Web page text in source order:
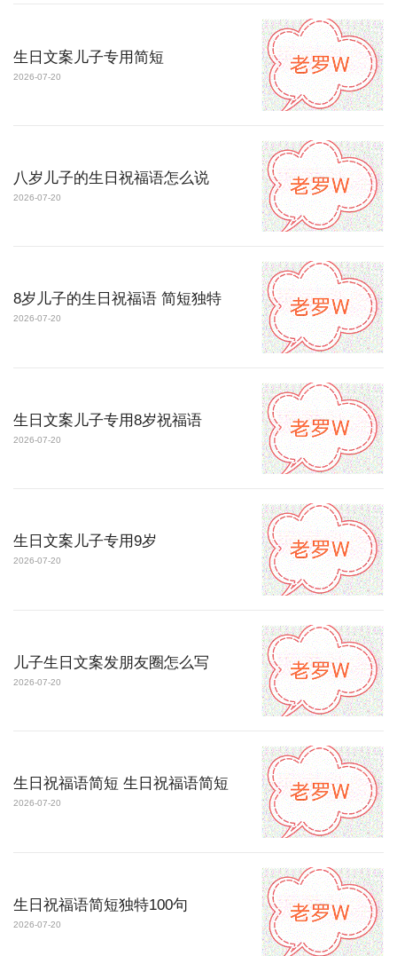
生日文案儿子专用简短
2026-07-20
八岁儿子的生日祝福语怎么说
2026-07-20
8岁儿子的生日祝福语 简短独特
2026-07-20
生日文案儿子专用8岁祝福语
2026-07-20
生日文案儿子专用9岁
2026-07-20
儿子生日文案发朋友圈怎么写
2026-07-20
生日祝福语简短 生日祝福语简短
2026-07-20
生日祝福语简短独特100句
2026-07-20